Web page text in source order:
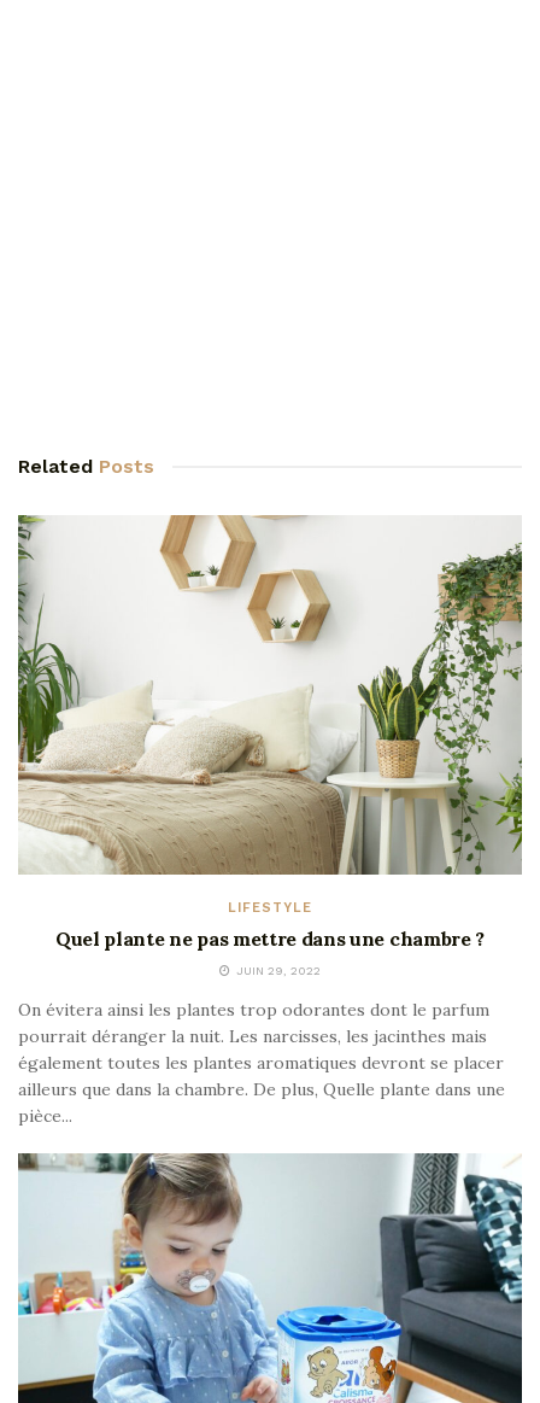
Related Posts
LIFESTYLE
Quel plante ne pas mettre dans une chambre ?
JUIN 29, 2022
On évitera ainsi les plantes trop odorantes dont le parfum
pourrait déranger la nuit. Les narcisses, les jacinthes mais
également toutes les plantes aromatiques devront se placer
ailleurs que dans la chambre. De plus, Quelle plante dans une
pièce...